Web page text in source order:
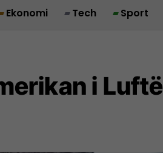
Ekonomi Tech Sport
i